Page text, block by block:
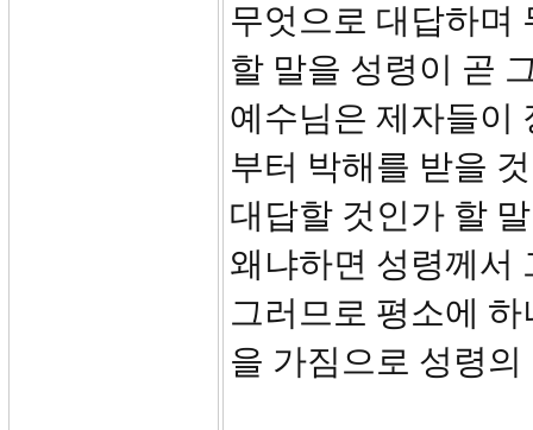
무엇으로 대답하며
할 말을 성령이 곧
예수님은 제자들이
부터 박해를 받을
대답할 것인가 할
왜냐하면 성령께서
그러므로 평소에
을 가짐으로 성령